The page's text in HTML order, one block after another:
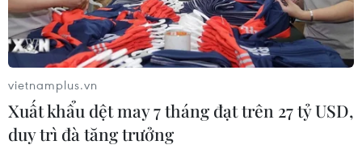
vietnamplus.vn
Xuất khẩu dệt may 7 tháng đạt trên 27 tỷ USD,
duy trì đà tăng trưởng